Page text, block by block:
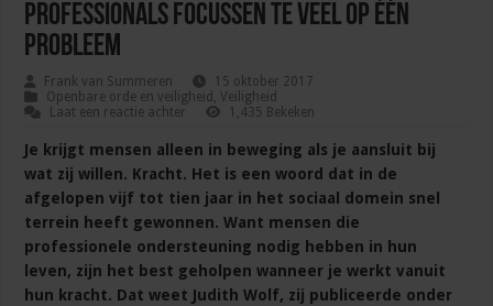
Professionals focussen te veel op één
probleem
Frank van Summeren
15 oktober 2017
Openbare orde en veiligheid ,Veiligheid
Laat een reactie achter
1,435 Bekeken
Je krijgt mensen alleen in beweging als je aansluit bij
wat zij willen. Kracht. Het is een woord dat in de
afgelopen vijf tot tien jaar in het sociaal domein snel
terrein heeft gewonnen. Want mensen die
professionele ondersteuning nodig hebben in hun
leven, zijn het best geholpen wanneer je werkt vanuit
hun kracht. Dat weet Judith Wolf, zij publiceerde onder